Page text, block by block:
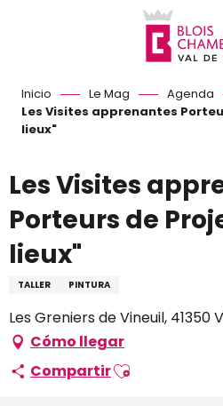
Inicio Le Mag
Agenda
Les Visites apprenantes
lieux"
Les Visites
Porteurs de
lieux"
TALLER PINTURA
Les Greniers de Vineuil, 41350
Cómo llegar
CompartirAjouter aux